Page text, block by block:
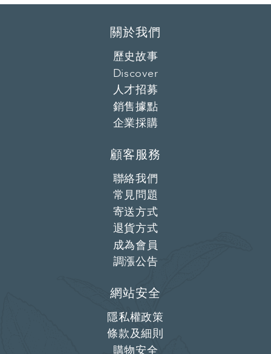
關於我們
歷史故事
Discover
人才招募
銷售據點
企業採購
顧客服務
聯絡我們
常見問題
寄送方式
退貨方式
成為會員
調漲公告
網站安全
隱私權政策
條款及細則
購物安全